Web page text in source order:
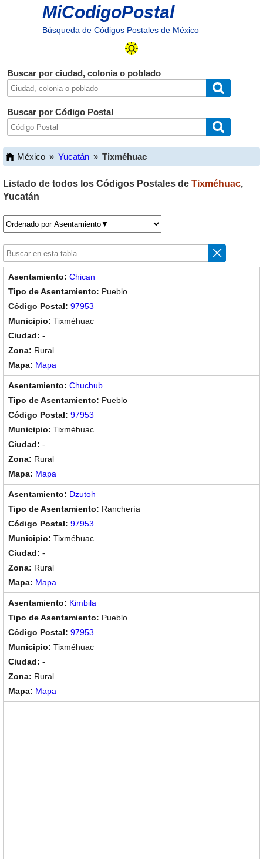
MiCodigoPostal
Búsqueda de Códigos Postales de México
Buscar por ciudad, colonia o poblado
Buscar por Código Postal
México » Yucatán » Tixméhuac
Listado de todos los Códigos Postales de Tixméhuac,
Yucatán
Chican
Pueblo
97953
Tixméhuac
-
Rural
Mapa
Chuchub
Pueblo
97953
Tixméhuac
-
Rural
Mapa
Dzutoh
Ranchería
97953
Tixméhuac
-
Rural
Mapa
Kimbila
Pueblo
97953
Tixméhuac
-
Rural
Mapa